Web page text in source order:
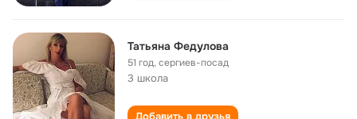
Татьяна Федулова
51 год,сергиев-посад
3 школа
Добавить в друзья